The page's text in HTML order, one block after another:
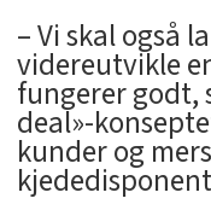
– Vi skal også
videreutvikle
fungerer godt,
deal»-
kunder og